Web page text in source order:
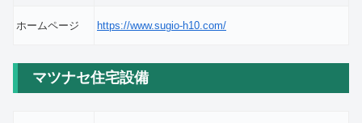
ホームページ https://www.sugio-h10.com/
マツナセ住宅設備